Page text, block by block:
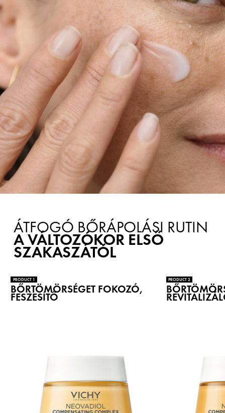
ÁTFOGÓ BŐRÁPOLÁSI RUTIN
A VÁLTOZÓKOR ELSŐ
SZAKASZÁTÓL
PRODUCT 1
BŐRTÖMÖRSÉGET FOKOZÓ,
FESZESÍTŐ
PRODUCT 2